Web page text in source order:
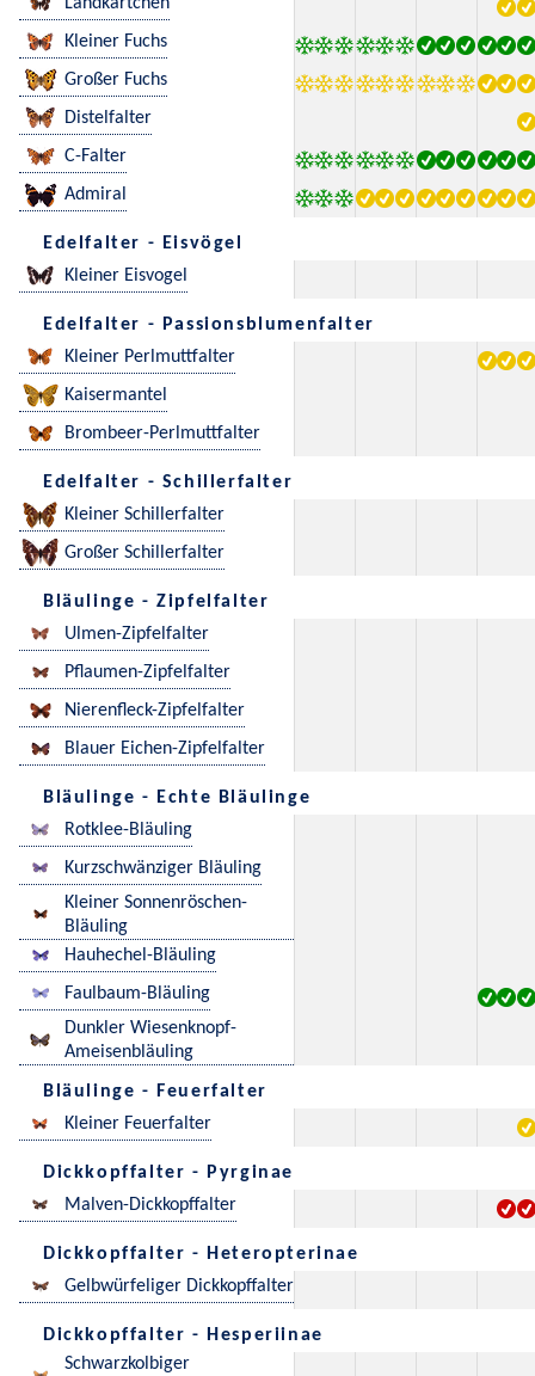
Kleiner Fuchs
Großer Fuchs
Distelfalter
C-Falter
Admiral
Edelfalter - Eisvögel
Kleiner Eisvogel
Edelfalter - Passionsblumenfalter
Kleiner Perlmuttfalter
Kaisermantel
Brombeer-Perlmuttfalter
Edelfalter - Schillerfalter
Kleiner Schillerfalter
Großer Schillerfalter
Bläulinge - Zipfelfalter
Ulmen-Zipfelfalter
Pflaumen-Zipfelfalter
Nierenfleck-Zipfelfalter
Blauer Eichen-Zipfelfalter
Bläulinge - Echte Bläulinge
Rotklee-Bläuling
Kurzschwänziger Bläuling
Kleiner Sonnenröschen-
Bläuling
Hauhechel-Bläuling
Faulbaum-Bläuling
Dunkler Wiesenknopf-
Ameisenbläuling
Bläulinge - Feuerfalter
Kleiner Feuerfalter
Dickkopffalter - Pyrginae
Malven-Dickkopffalter
Dickkopffalter - Heteropterinae
Gelbwürfeliger Dickkopffalter
Dickkopffalter - Hesperiinae
Schwarzkolbiger